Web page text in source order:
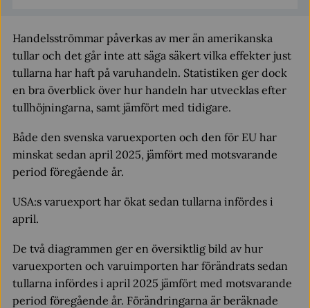
Handelsströmmar påverkas av mer än amerikanska
tullar och det går inte att säga säkert vilka effekter just
tullarna har haft på varuhandeln. Statistiken ger dock
en bra överblick över hur handeln har utvecklas efter
tullhöjningarna, samt jämfört med tidigare.
Både den svenska varuexporten och den för EU har
minskat sedan april 2025, jämfört med motsvarande
period föregående år.
USA:s varuexport har ökat sedan tullarna infördes i
april.
De två diagrammen ger en översiktlig bild av hur
varuexporten och varuimporten har förändrats sedan
tullarna infördes i april 2025 jämfört med motsvarande
period föregående år. Förändringarna är beräknade